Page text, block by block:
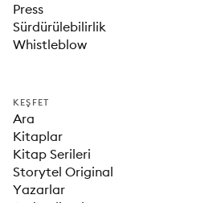
Press
Sürdürülebilirlik
Whistleblow
KEŞFET
Ara
Kitaplar
Kitap Serileri
Storytel Original
Yazarlar